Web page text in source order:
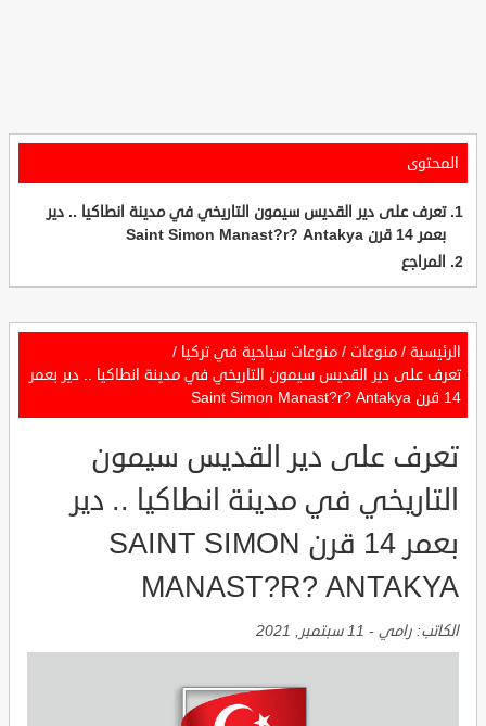
المحتوى
تعرف على دير القديس سيمون التاريخي في مدينة انطاكيا .. دير
بعمر 14 قرن Saint Simon Manast?r? Antakya
المراجع
الرئيسية / منوعات / منوعات سياحية في تركيا /
تعرف على دير القديس سيمون التاريخي في مدينة انطاكيا .. دير بعمر
14 قرن Saint Simon Manast?r? Antakya
تعرف على دير القديس سيمون
التاريخي في مدينة انطاكيا .. دير
بعمر 14 قرن SAINT SIMON
MANAST?R? ANTAKYA
الكاتب: رامي - 11 سبتمبر, 2021